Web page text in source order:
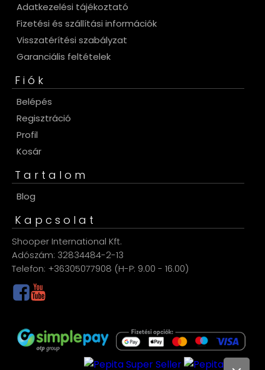
Adatkezelési tájékoztató
Fizetési és szállítási információk
Visszatérítési szabályzat
Garanciális feltételek
Fiók
Belépés
Regisztráció
Profil
Kosár
Tartalom
Blog
Kapcsolat
Shooper International Kft.
Adószám: 32834484-2-13
Telefon: +36305077908 (H-P: 9.00 - 16.00)